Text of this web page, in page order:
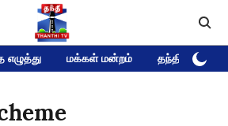
எழுத்து மக்கள் மன்றம் தந்தி டிவி